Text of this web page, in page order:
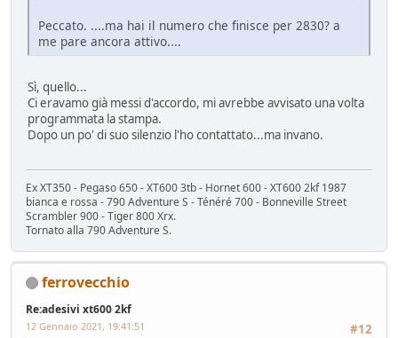
Peccato. ....ma hai il numero che finisce per 2830? a
me pare ancora attivo....
Sì, quello...
Ci eravamo già messi d'accordo, mi avrebbe avvisato una volta
programmata la stampa.
Dopo un po' di suo silenzio l'ho contattato...ma invano.
Ex XT350 - Pegaso 650 - XT600 3tb - Hornet 600 - XT600 2kf 1987
bianca e rossa - 790 Adventure S - Ténéré 700 - Bonneville Street
Scrambler 900 - Tiger 800 Xrx.
Tornato alla 790 Adventure S.
ferrovecchio
Re:adesivi xt600 2kf
#12
12 Gennaio 2021, 19:41:51